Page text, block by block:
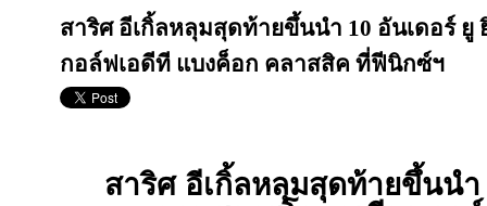
สาริศ อีเกิ้ลหลุมสุดท้ายขึ้นนำ 10 อันเดอร์ ยู
กอล์ฟเอดีที แบงค็อก คลาสสิค ที่ฟีนิกซ์ฯ
สาริศ อีเกิ้ลหลุมสุดท้ายขึ้นนำ